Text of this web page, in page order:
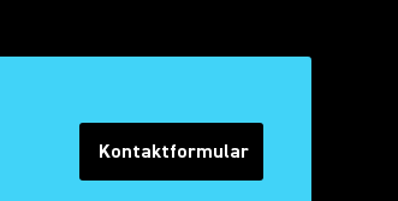
Kontaktformular